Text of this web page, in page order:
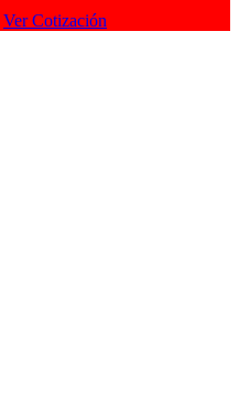
Ver Cotización